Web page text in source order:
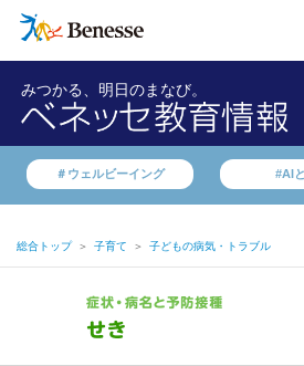
みつかる、明日のまなび。
＃ウェルビーイング #AI
総合トップ ＞ 子育て ＞ 子どもの病気・トラブル